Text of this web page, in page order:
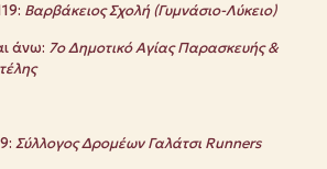
Βαρβάκειος Σχολή (Γυμνάσιο-Λύκειο)
άνω: 7ο Δημοτικό Αγίας Παρασκευής &
Σύλλογος Δρομέων Γαλάτσι Runners